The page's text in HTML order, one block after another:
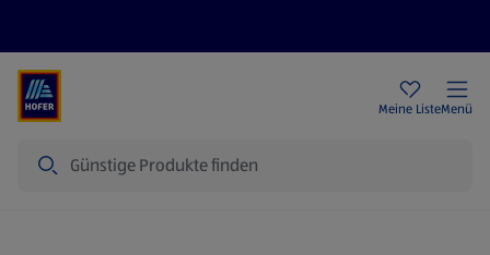
Meine ListeMenü